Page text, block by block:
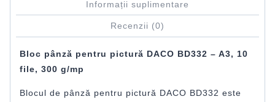
Informații suplimentare
Recenzii (0)
Bloc pânză pentru pictură DACO BD332 – A3, 10
file, 300 g/mp
Blocul de pânză pentru pictură DACO BD332 este